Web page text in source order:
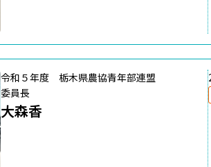
令和５年度 栃木県農協青年部連盟
委員長
大森香